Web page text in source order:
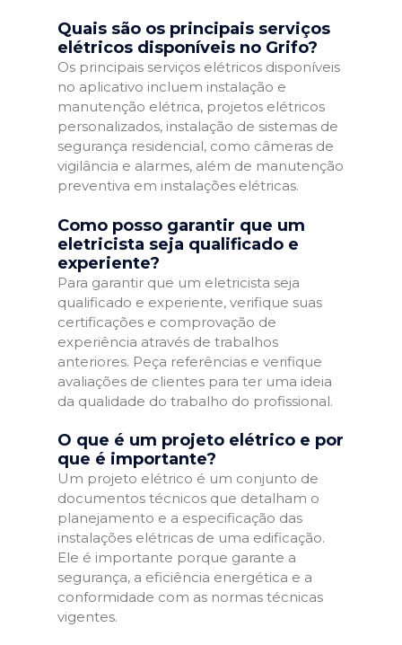
Quais são os principais serviços
elétricos disponíveis no Grifo?
Os principais serviços elétricos disponíveis
no aplicativo incluem instalação e
manutenção elétrica, projetos elétricos
personalizados, instalação de sistemas de
segurança residencial, como câmeras de
vigilância e alarmes, além de manutenção
preventiva em instalações elétricas.
Como posso garantir que um
eletricista seja qualificado e
experiente?
Para garantir que um eletricista seja
qualificado e experiente, verifique suas
certificações e comprovação de
experiência através de trabalhos
anteriores. Peça referências e verifique
avaliações de clientes para ter uma ideia
da qualidade do trabalho do profissional.
O que é um projeto elétrico e por
que é importante?
Um projeto elétrico é um conjunto de
documentos técnicos que detalham o
planejamento e a especificação das
instalações elétricas de uma edificação.
Ele é importante porque garante a
segurança, a eficiência energética e a
conformidade com as normas técnicas
vigentes.